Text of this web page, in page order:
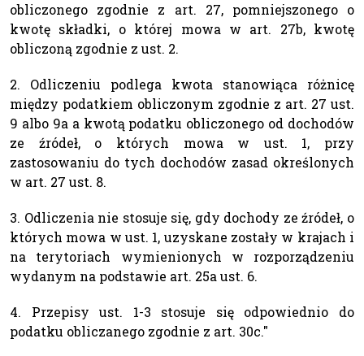
obliczonego zgodnie z art. 27, pomniejszonego o
kwotę składki, o której mowa w art. 27b, kwotę
obliczoną zgodnie z ust. 2.
2. Odliczeniu podlega kwota stanowiąca różnicę
między podatkiem obliczonym zgodnie z art. 27 ust.
9 albo 9a a kwotą podatku obliczonego od dochodów
ze źródeł, o których mowa w ust. 1, przy
zastosowaniu do tych dochodów zasad określonych
w art. 27 ust. 8.
3. Odliczenia nie stosuje się, gdy dochody ze źródeł, o
których mowa w ust. 1, uzyskane zostały w krajach i
na terytoriach wymienionych w rozporządzeniu
wydanym na podstawie art. 25a ust. 6.
4. Przepisy ust. 1-3 stosuje się odpowiednio do
podatku obliczanego zgodnie z art. 30c."